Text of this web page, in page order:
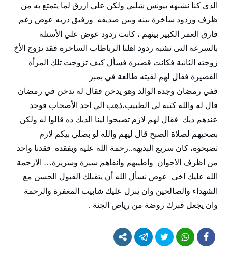
الذى كنا نشبهه بيونس شلبي ولكن علي ازرق لما يتمتع به من
ظرف وردود ساخرة بينه وبين صديقه ورفيق دربه عوض رغم
فارق العمر الكبير بينهم ، كانت ردود عوض علي الأسئلة
بالسرعة التى تشبه ردود اهلنا الرباطاب الساخرة فقد تزوج الأخ
زوجته الثانية فكانت قصيرة فسأل كيف تزوجت تلك المرأة
القصيرة فقال لهم لقيته طالعة في بمبر
ففي رمضان وجده الوالد وهو يدخن فقال له تدخن في رمضان
قال له والله كتبه لي الطبيب،ذهب الي احد الأصحاب فوجد
عندهم ديك فقال لهم لازم تصبحوا لينا الديك ده قالوا له ولكن
بصحيهم لصلاة الصبح قال ليهم والله لو بصلي بيكم لازم
تضبحوه، كان سريع البديهه..رحمة الله عليه وبفقده فقدنا واحد
من اظرف الاحوان واطيبهم وانقاهم سيرة وسريرة… الارحمة
الله عليك اخى عوض نسأل الله أن يتقبلك القبول الحسن مع
الشهداء والصالحين وان ينزل عليك شابيب المغفرة والرحمة
وان يجعل قبرك روضة من رياض الجنة .